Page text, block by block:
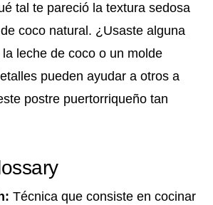
tal te pareció la textura sedosa
coco natural. ¿Usaste alguna
leche de coco o un molde
pueden ayudar a otros a
postre puertorriqueño tan
Técnica que consiste en cocinar